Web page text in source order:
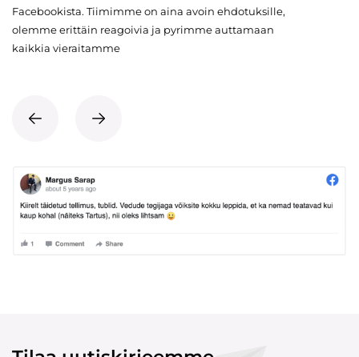
Facebookista. Tiimimme on aina avoin ehdotuksille,
olemme erittäin reagoivia ja pyrimme auttamaan
kaikkia vieraitamme